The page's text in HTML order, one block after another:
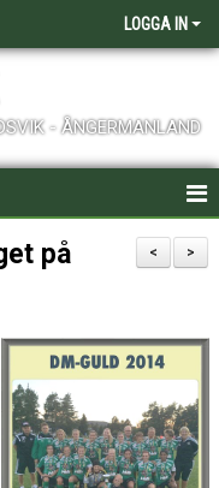
LOGGA IN
- ÅNGERMANLAND
>
<
på